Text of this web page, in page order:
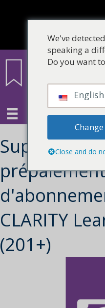
prépaiement
CLARITY
(201+)
We've
speaking a
Do you want
English
Close and do